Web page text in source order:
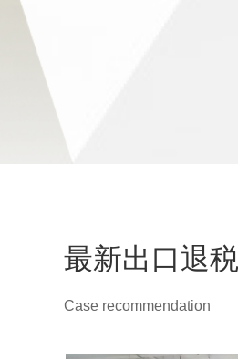
最新出口退
Case recommendation